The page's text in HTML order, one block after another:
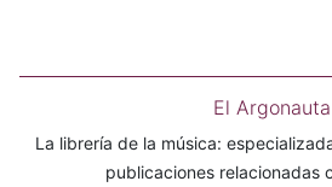
El Argonauta
La librería de la música:
publicaciones relacionadas